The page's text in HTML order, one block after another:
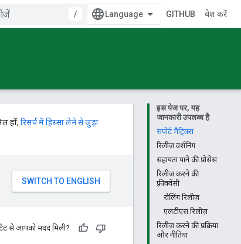
/ GITHUB प्रवेश करें
इस पेज पर, यह
जानकारी उपलब्ध है
सपोर्ट मैट्रिक्स
रिलीज़ वर्शनिंग
सहायता पाने की प्रोसेस
रिलीज़ करने की
फ़्रीक्वेंसी
रोलिंग रिलीज़
एलटीएस रिलीज़
रिलीज़ करने की प्रक्रिया
और नीतियां
हों, रिसर्च में हिस्सा लेने से जुड़ा
से आपको मदद मिली?